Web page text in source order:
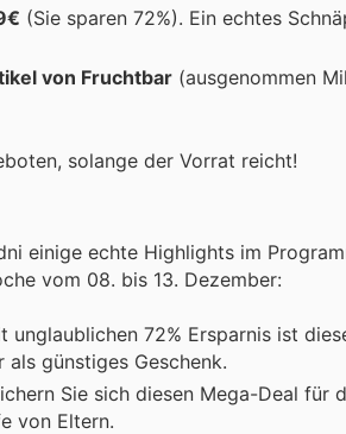
(Sie sparen 72%). Ein echtes
von Fruchtbar (ausgenommen
solange der Vorrat reicht!
einige echte Highlights im
vom 08. bis 13. Dezember:
unglaublichen 72% Ersparnis ist
günstiges Geschenk.
Sie sich diesen Mega-Deal
von Eltern.